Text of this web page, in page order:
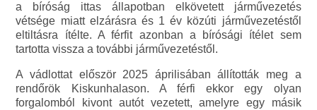
a bíróság ittas állapotban elkövetett járművezetés
vétsége miatt elzárásra és 1 év közúti járművezetéstől
eltiltásra ítélte. A férfit azonban a bírósági ítélet sem
tartotta vissza a további járművezetéstől.
A vádlottat először 2025 áprilisában állították meg a
rendőrök Kiskunhalason. A férfi ekkor egy olyan
forgalomból kivont autót vezetett, amelyre egy másik